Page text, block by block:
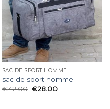
SAC DE SPORT HOMME
sac de sport homme
€42.00 €28.00